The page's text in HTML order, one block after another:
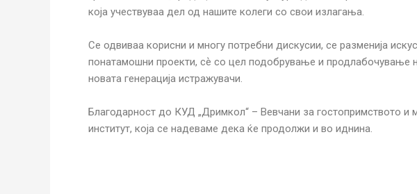
која учествуваа дел од нашите колеги со свои излагања.
Се одвиваа корисни и многу потребни дискусии, се разменија
понатамошни проекти, сѐ со цел подобрување и продлабочување
новата генерација истражувачи.
Благодарност до КУД „Дримкол“ – Вевчани за гостопримството
институт, која се надеваме дека ќе продолжи и во иднина.